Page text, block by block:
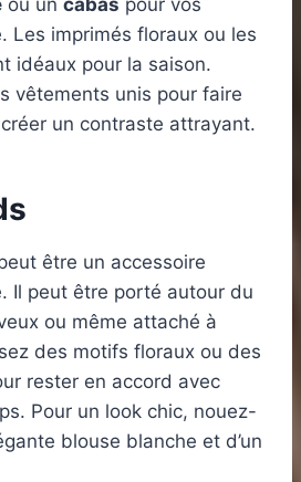
ou un cabás pour vos
Les imprimés floraux ou les
idéaux pour la saison.
vêtements unis pour faire
un contraste attrayant.
être un accessoire
Il peut être porté autour du
ou même attaché à
des motifs floraux ou des
rester en accord avec
Pour un look chic, nouez-
blouse blanche et d’un